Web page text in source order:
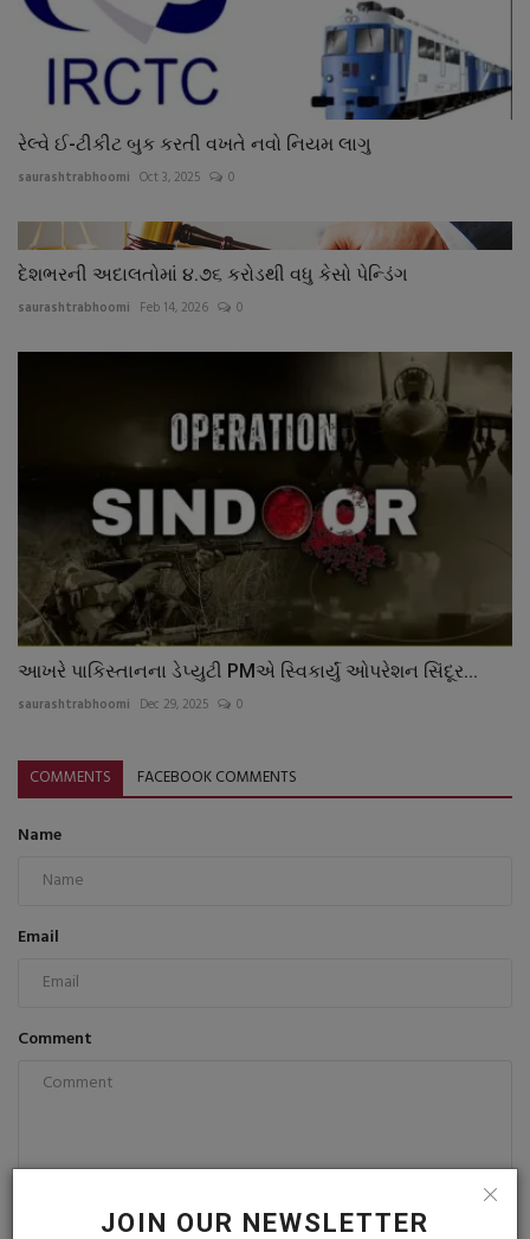
JOIN OUR NEWSLETTER
રેલ્વે ઈ-ટીકીટ બુક કરતી વખતે નવો નિયમ લાગુ
saurashtrabhoomi Oct 3, 2025 0
દેશભરની અદાલતોમાં ૪.૭૬ કરોડથી વધુ કેસો પેન્ડિંગ
saurashtrabhoomi Feb 14, 2026 0
આખરે પાકિસ્તાનના ડેપ્યુટી PMએ સ્વિકાર્યું ઓપરેશન સિંદૂર...
saurashtrabhoomi Dec 29, 2025 0
COMMENTS FACEBOOK COMMENTS
Name
Email
Comment
Post Comment